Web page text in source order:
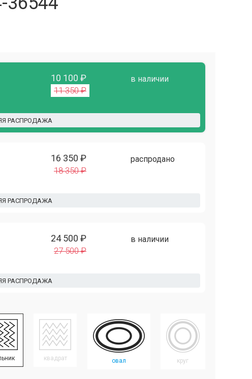
10 100 ₽
11 350 ₽
в наличии
РАСПРОДАЖА
16 350 ₽
18 350 ₽
распродано
РАСПРОДАЖА
24 500 ₽
27 500 ₽
в наличии
РАСПРОДАЖА
квадрат овал круг